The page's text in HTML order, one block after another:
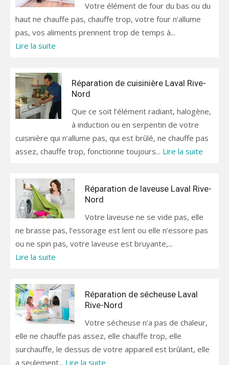
Votre élément de four du bas ou du
haut ne chauffe pas, chauffe trop, votre four n’allume
pas, vos aliments prennent trop de temps à...
Lire la suite
Réparation de cuisinière Laval Rive-
Nord
Que ce soit l’élément radiant, halogène,
à induction ou en serpentin de votre
cuisinière qui n‘allume pas, qui est brûlé, ne chauffe pas
assez, chauffe trop, fonctionne toujours... Lire la suite
Réparation de laveuse Laval Rive-
Nord
Votre laveuse ne se vide pas, elle
ne brasse pas, l’essorage est lent ou elle n’essore pas
ou ne spin pas, votre laveuse est bruyante,...
Lire la suite
Réparation de sécheuse Laval
Rive-Nord
Votre sécheuse n’a pas de chaleur,
elle ne chauffe pas assez, elle chauffe trop, elle
surchauffe, le dessus de votre appareil est brûlant, elle
a seulement... Lire la suite